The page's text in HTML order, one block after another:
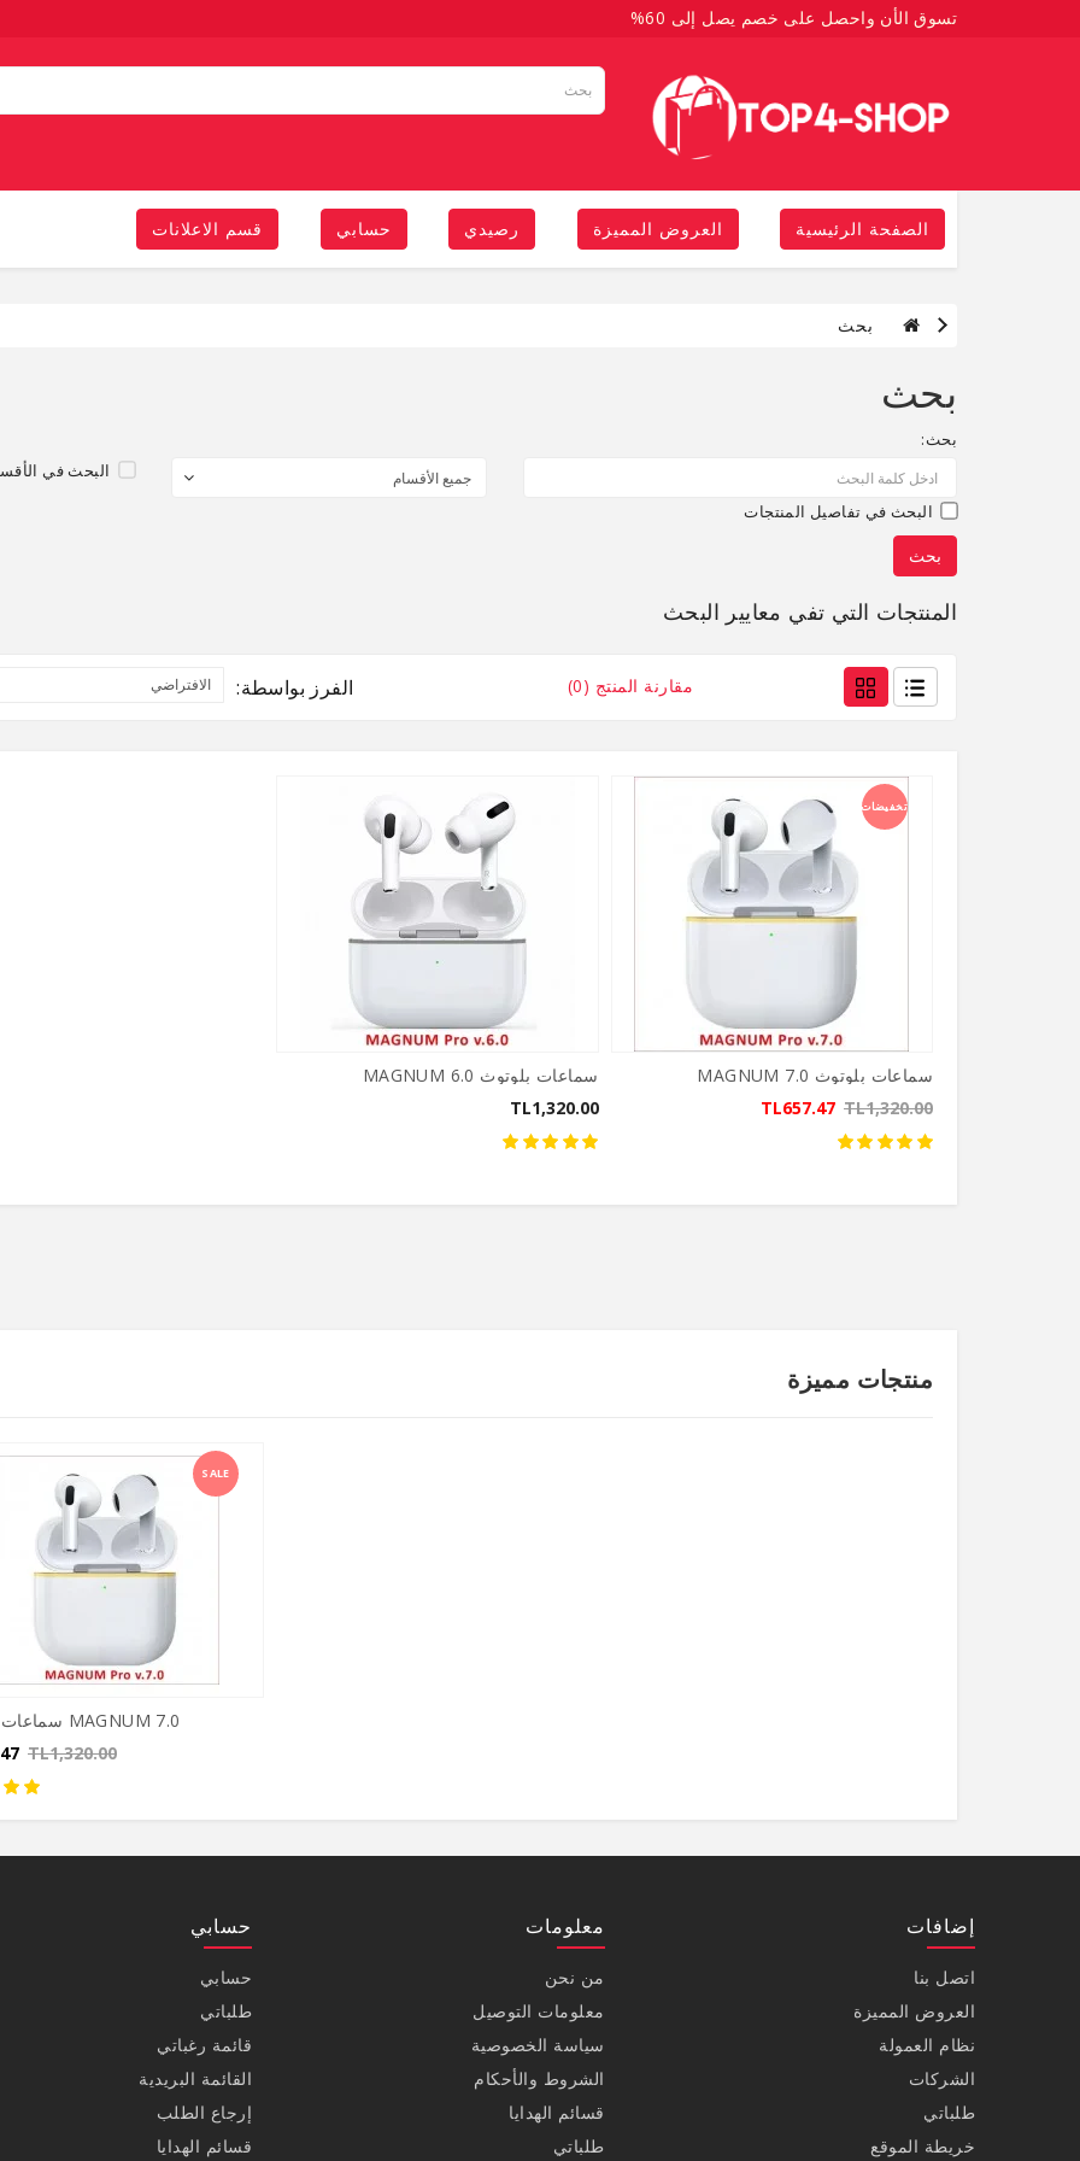
تسوق الأن واحصل على خصم يصل إلى 60%
الصفحة الرئيسية العروض المميزة رصيدي حسابي قسم الاعلانات
بحث
بحث
بحث:
البحث في
البحث في تفاصيل المنتجات
المنتجات التي تفي معايير البحث
مقارنة المنتج (0) الفرز بواسطة:
تخفيضات
سماعات بلوتوث MAGNUM 7.0
TL657.47 TL1,320.00
سماعات بلوتوث MAGNUM 6.0
TL1,320.00
منتجات مميزة
SALE
سماعات بلوتوث MAGNUM 7.0
TL1,320.00
إضافات
اتصل بنا
العروض المميزة
نظام العمولة
الشركات
طلباتي
خريطة الموقع
معلومات
من نحن
معلومات التوصيل
سياسة الخصوصية
الشروط والأحكام
قسائم الهدايا
طلباتي
حسابي
حسابي
طلباتي
قائمة رغباتي
القائمة البريدية
إرجاع الطلب
قسائم الهدايا